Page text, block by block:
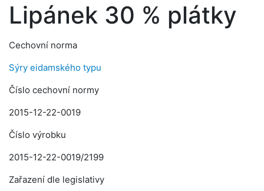
Lipánek 30 % plátky
Cechovní norma
Sýry eidamského typu
Číslo cechovní normy
2015-12-22-0019
Číslo výrobku
2015-12-22-0019/2199
Zařazení dle legislativy